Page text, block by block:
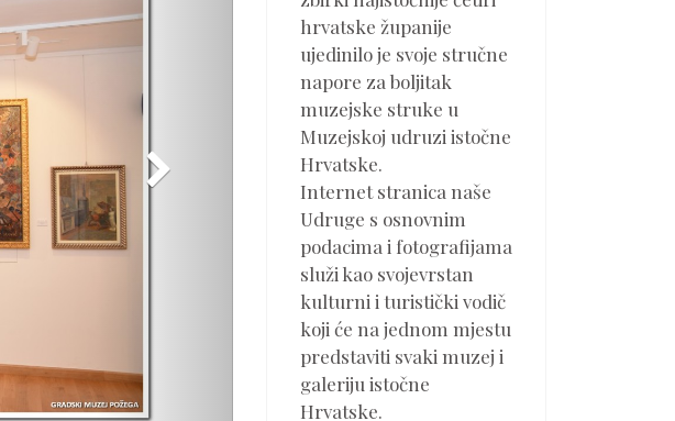
hrvatske županije
ujedinilo je svoje stručne
napore za boljitak
muzejske struke u
Muzejskoj udruzi istočne
Hrvatske.
Internet stranica naše
Udruge s osnovnim
podacima i fotografijama
služi kao svojevrstan
kulturni i turistički vodič
koji će na jednom mjestu
predstaviti svaki muzej i
galeriju istočne
Hrvatske.